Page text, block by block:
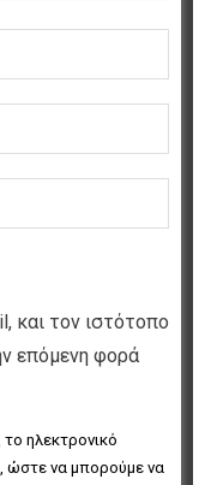
και τον ιστότοπο
επόμενη φορά
ηλεκτρονικό
ώστε να μπορούμε να